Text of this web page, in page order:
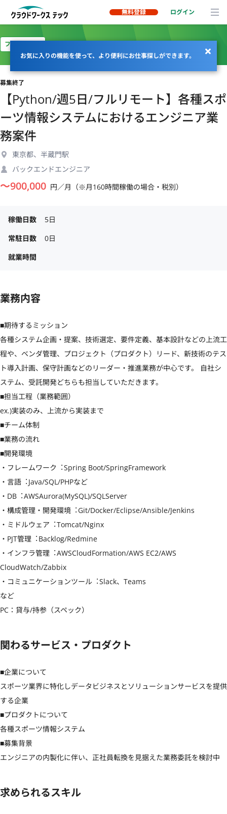
無料登録 ログイン
お気に入りの機能を使って、より便利にお仕事探しができます。
フルリモート
募集終了
【Python/週5日/フルリモート】各種スポ
ーツ情報システムにおけるエンジニア業
務案件
東京都、半蔵門駅
バックエンドエンジニア
〜900,000 円／月（※月160時間稼働の場合・税別）
稼働日数
5日
常駐日数
0日
就業時間
業務内容
■期待するミッション
各種システム企画・提案、技術選定、要件定義、基本設計などの上流工
程や、ベンダ管理、プロジェクト（プロダクト）リード、新技術のテス
ト導入計画、保守計画などのリーダー・推進業務が中心です。 自社シ
ステム、受託開発どちらも担当していただきます。
■担当工程（業務範囲）
ex.)実装のみ、上流から実装まで
■チーム体制
■業務の流れ
■開発環境
・フレームワーク︓Spring Boot/SpringFramework
・言語︓Java/SQL/PHPなど
・DB︓AWSAurora(MySQL)/SQLServer
・構成管理・開発環境︓Git/Docker/Eclipse/Ansible/Jenkins
・ミドルウェア︓Tomcat/Nginx
・PJT管理︓Backlog/Redmine
・インフラ管理︓AWSCloudFormation/AWS EC2/AWS
CloudWatch/Zabbix
・コミュニケーションツール︓Slack、Teams
など
PC：貸与/持参（スペック）
関わるサービス・プロダクト
■企業について
スポーツ業界に特化しデータビジネスとソリューションサービスを提供
する企業
■プロダクトについて
各種スポーツ情報システム
■募集背景
エンジニアの内製化に伴い、正社員転換を見据えた業務委託を検討中
求められるスキル